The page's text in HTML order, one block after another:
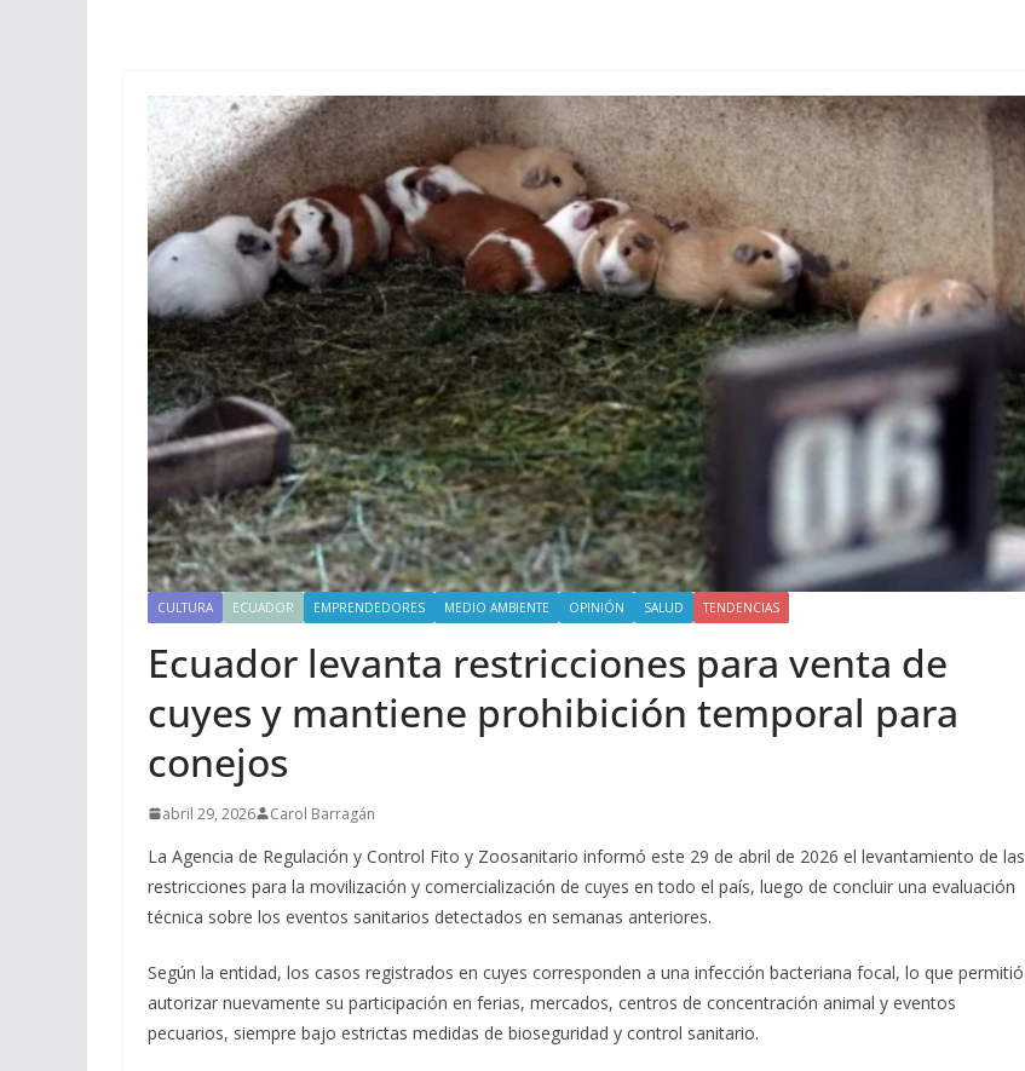
CULTURA ECUADOR EMPRENDEDORES MEDIO AMBIENTE OPINIÓN SALUD TENDENCIAS
Ecuador levanta restricciones para venta de
cuyes y mantiene prohibición temporal para
conejos
abril 29, 2026 Carol Barragán
La Agencia de Regulación y Control Fito y Zoosanitario informó este 29 de abril de 2026 el levantamiento de las
restricciones para la movilización y comercialización de cuyes en todo el país, luego de concluir una evaluación
técnica sobre los eventos sanitarios detectados en semanas anteriores.
Según la entidad, los casos registrados en cuyes corresponden a una infección bacteriana focal, lo que permitió
autorizar nuevamente su participación en ferias, mercados, centros de concentración animal y eventos
pecuarios, siempre bajo estrictas medidas de bioseguridad y control sanitario.